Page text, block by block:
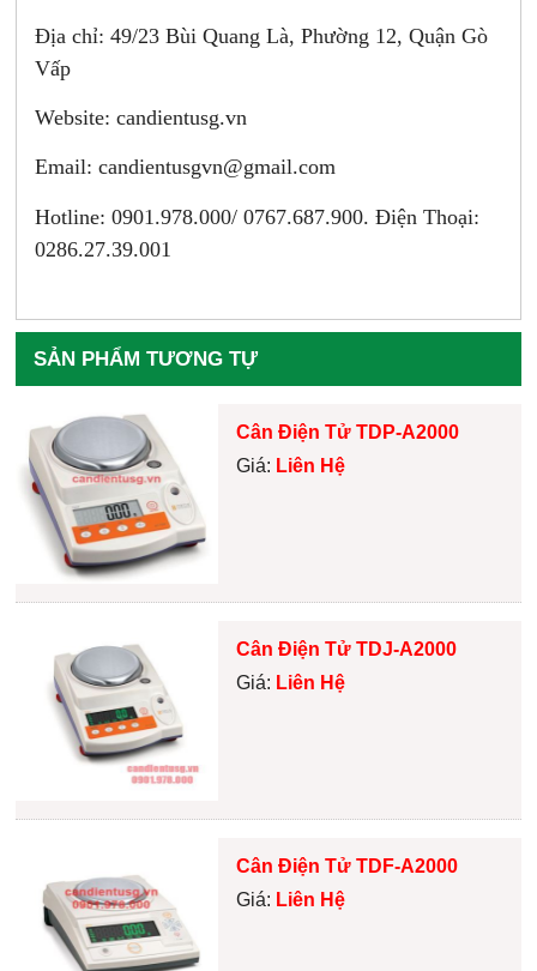
Địa chỉ: 49/23 Bùi Quang Là, Phường 12, Quận Gò
Vấp
Website: candientusg.vn
Email:candientusgvn@gmail.com
Hotline: 0901.978.000/ 0767.687.900. Điện Thoại:
0286.27.39.001
SẢN PHẨM TƯƠNG TỰ
Cân Điện Tử TDP-A2000
Giá: Liên Hệ
Cân Điện Tử TDJ-A2000
Giá: Liên Hệ
Cân Điện Tử TDF-A2000
Giá: Liên Hệ